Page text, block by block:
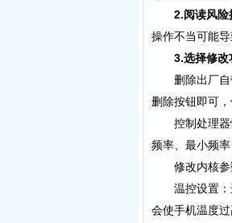
2.阅读风险
操作不当可能
3.选择修改
删除出厂自带
删除按钮即可
控制处理器性
频率、最小频
修改内核参数
温控设置：进
会使手机温度